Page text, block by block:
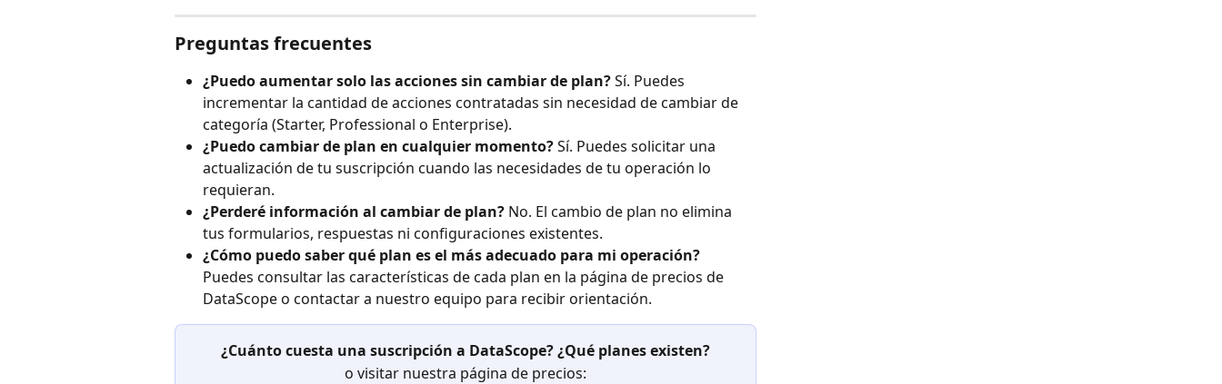
Preguntas frecuentes
¿Puedo aumentar solo las acciones sin cambiar de plan? Sí. Puedes
incrementar la cantidad de acciones contratadas sin necesidad de cambiar de
categoría (Starter, Professional o Enterprise).
¿Puedo cambiar de plan en cualquier momento? Sí. Puedes solicitar una
actualización de tu suscripción cuando las necesidades de tu operación lo
requieran.
¿Perderé información al cambiar de plan? No. El cambio de plan no elimina
tus formularios, respuestas ni configuraciones existentes.
¿Cómo puedo saber qué plan es el más adecuado para mi operación?
Puedes consultar las características de cada plan en la página de precios de
DataScope o contactar a nuestro equipo para recibir orientación.
¿Cuánto cuesta una suscripción a DataScope? ¿Qué planes existen?
o visitar nuestra página de precios: